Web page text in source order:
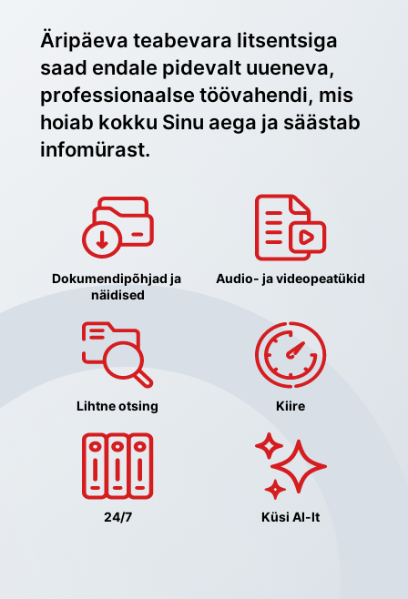
Äripäeva teabevara litsentsiga
saad endale pidevalt uueneva,
professionaalse töövahendi, mis
hoiab kokku Sinu aega ja säästab
infomürast.
Dokumendipõhjad ja
näidised
Audio- ja videopeatükid
Lihtne otsing Kiire
24/7 Küsi AI-lt